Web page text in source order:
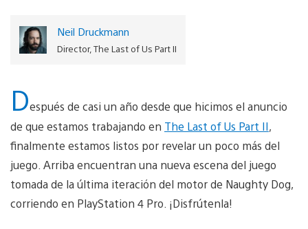
Neil Druckmann
Director, The Last of Us Part II
Después de casi un año desde que hicimos el anuncio
de que estamos trabajando en The Last of Us Part II,
finalmente estamos listos por revelar un poco más del
juego. Arriba encuentran una nueva escena del juego
tomada de la última iteración del motor de Naughty Dog,
corriendo en PlayStation 4 Pro. ¡Disfrútenla!